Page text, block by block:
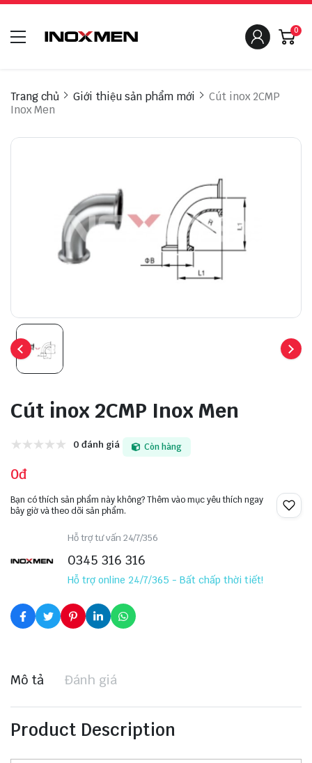
0
Trang chủ Giới thiệu sản phẩm mới
Cút inox 2CMP
Inox Men
Cút inox 2CMP Inox Men
0 đánh giá Còn hàng
0đ
Bạn có thích sản phẩm này không? Thêm vào mục yêu thích ngay
bây giờ và theo dõi sản phẩm.
Hỗ trợ tư vấn 24/7/356
0345 316 316
Hỗ trợ online 24/7/365 - Bất chấp thời tiết!
Mô tả Đánh giá
Product Description